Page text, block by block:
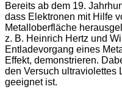
Bereits ab dem 19.
dass Elektronen mit Hilfe
Metalloberfläche
z. B. Heinrich Hertz und
Entladevorgang eines
Effekt, demonstrieren.
den Versuch ultraviolettes
geeignet ist.